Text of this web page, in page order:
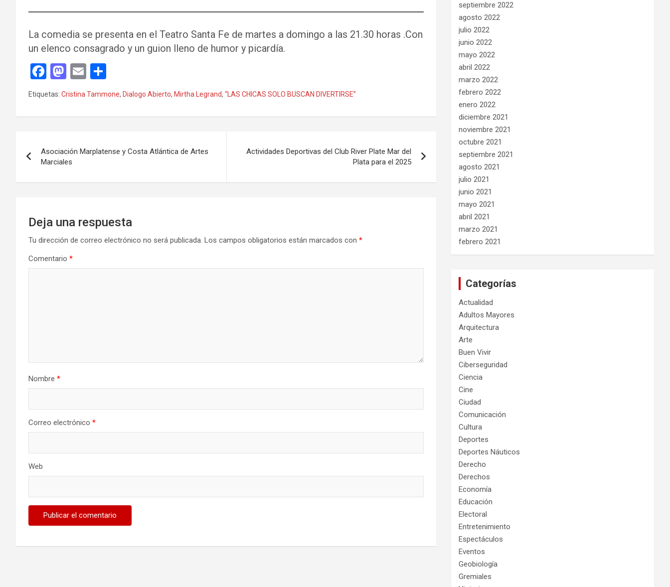
La comedia se presenta en el Teatro Santa Fe de martes a domingo a las 21.30 horas .Con
un elenco consagrado y un guion lleno de humor y picardía.
F
a
ce
b
o
k
M
a
st
o
o
n
E
m
ail m
p
tir
Etiquetas: Cristina Tammone, Dialogo Abierto, Mirtha Legrand, “LAS CHICAS SOLO BUSCAN DIVERTIRSE”
de
entradas
Asociación Marplatense y Costa Atlántica de Artes
Marciales
Actividades Deportivas del Club River Plate Mar del
Plata para el 2025
Deja una respuesta
Tu dirección de correo electrónico no será publicada. Los campos obligatorios están marcados con *
Comentario *
Nombre *
Correo electrónico *
Web
septiembre 2022
agosto 2022
julio 2022
junio 2022
mayo 2022
abril 2022
marzo 2022
febrero 2022
enero 2022
diciembre 2021
noviembre 2021
octubre 2021
septiembre 2021
agosto 2021
julio 2021
junio 2021
mayo 2021
abril 2021
marzo 2021
febrero 2021
Categorías
Actualidad
Adultos Mayores
Arquitectura
Arte
Buen Vivir
Ciberseguridad
Ciencia
Cine
Ciudad
Comunicación
Cultura
Deportes
Deportes Náuticos
Derecho
Derechos
Economía
Educación
Electoral
Entretenimiento
Espectáculos
Eventos
Geobiología
Gremiales